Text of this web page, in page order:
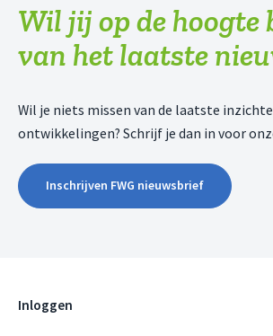
Wil jij op de hoogte
van het laatste
Wil je niets missen van de laatste
ontwikkelingen? Schrijf je dan in voor
Inschrijven FWG nieuwsbrief
Inloggen